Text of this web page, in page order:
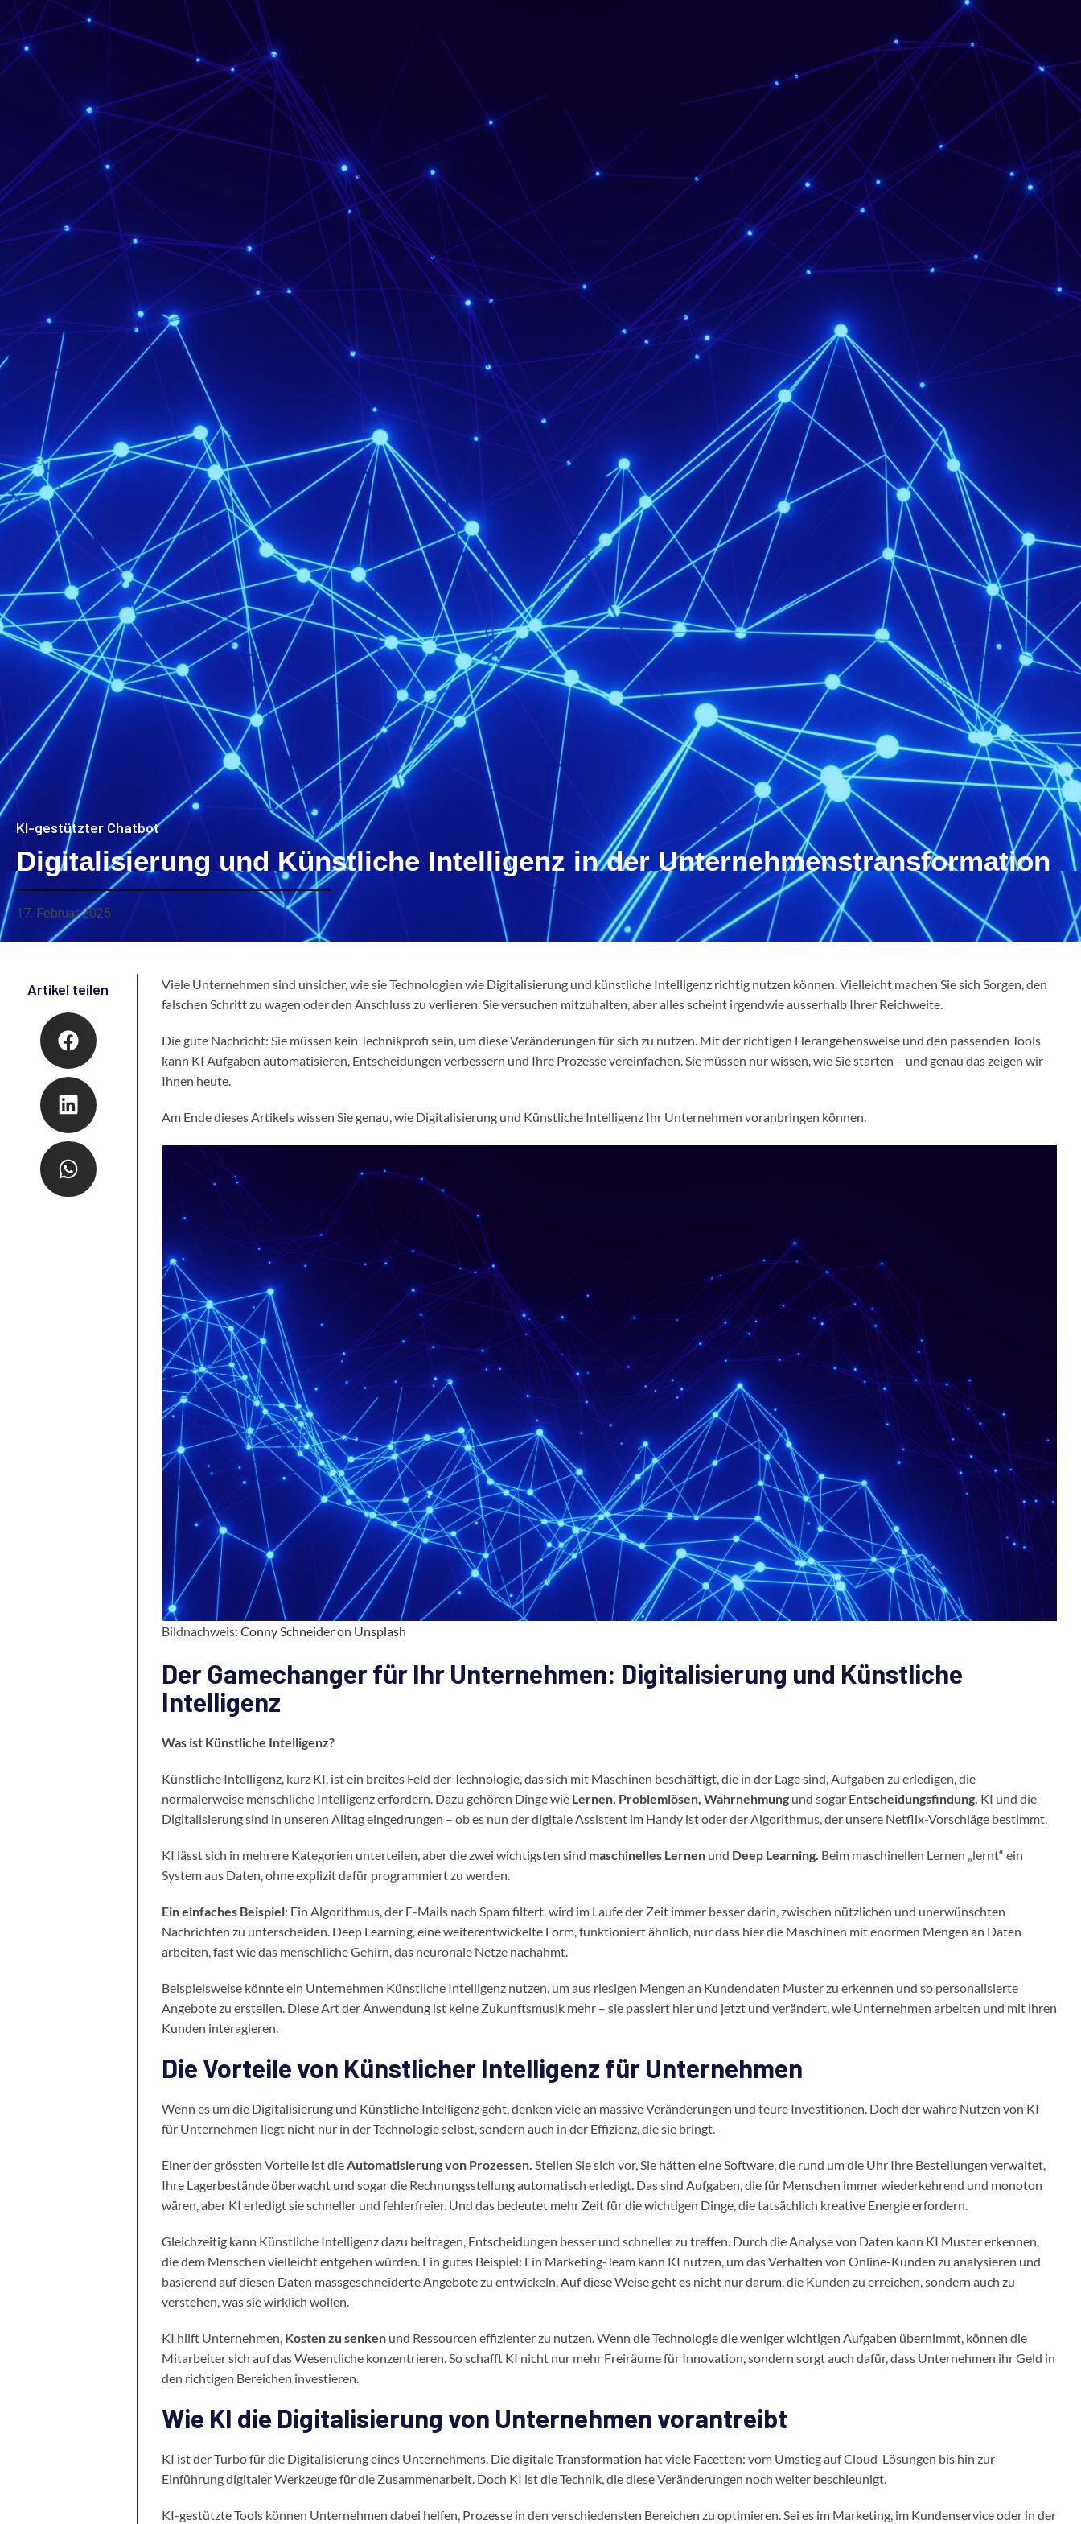
KI-gestützter Chatbot
Digitalisierung und Künstliche Intelligenz in der Unternehmens­transformation
17. Februar 2025
Artikel teilen
Viele Unternehmen sind unsicher, wie sie Technologien wie Digitalisierung und künstliche Intelligenz richtig nutzen können. Vielleicht machen Sie sich Sorgen, den
falschen Schritt zu wagen oder den Anschluss zu verlieren. Sie versuchen mitzuhalten, aber alles scheint irgendwie ausserhalb Ihrer Reichweite.
Die gute Nachricht: Sie müssen kein Technikprofi sein, um diese Veränderungen für sich zu nutzen. Mit der richtigen Herangehensweise und den passenden Tools
kann KI Aufgaben automatisieren, Entscheidungen verbessern und Ihre Prozesse vereinfachen. Sie müssen nur wissen, wie Sie starten – und genau das zeigen wir
Ihnen heute.
Am Ende dieses Artikels wissen Sie genau, wie Digitalisierung und Künstliche Intelligenz Ihr Unternehmen voranbringen können.
Bildnachweis: Conny Schneideron Unsplash
Der Gamechanger für Ihr Unternehmen: Digitalisierung und Künstliche
Intelligenz
Was ist Künstliche Intelligenz?
Künstliche Intelligenz, kurz KI, ist ein breites Feld der Technologie, das sich mit Maschinen beschäftigt, die in der Lage sind, Aufgaben zu erledigen, die
normalerweise menschliche Intelligenz erfordern. Dazu gehören Dinge wie Lernen, Problemlösen, Wahrnehmung und sogar Entscheidungsfindung. KI und die
Digitalisierung sind in unseren Alltag eingedrungen – ob es nun der digitale Assistent im Handy ist oder der Algorithmus, der unsere Netflix-Vorschläge bestimmt.
KI lässt sich in mehrere Kategorien unterteilen, aber die zwei wichtigsten sind maschinelles Lernenund Deep Learning. Beim maschinellen Lernen „lernt“ ein
System aus Daten, ohne explizit dafür programmiert zu werden.
Ein einfaches Beispiel: Ein Algorithmus, der E-Mails nach Spam filtert, wird im Laufe der Zeit immer besser darin, zwischen nützlichen und unerwünschten
Nachrichten zu unterscheiden. Deep Learning, eine weiterentwickelte Form, funktioniert ähnlich, nur dass hier die Maschinen mit enormen Mengen an Daten
arbeiten, fast wie das menschliche Gehirn, das neuronale Netze nachahmt.
Beispielsweise könnte ein Unternehmen Künstliche Intelligenz nutzen, um aus riesigen Mengen an Kundendaten Muster zu erkennen und so personalisierte
Angebote zu erstellen. Diese Art der Anwendung ist keine Zukunftsmusik mehr – sie passiert hier und jetzt und verändert, wie Unternehmen arbeiten und mit ihren
Kunden interagieren.
Die Vorteile von Künstlicher Intelligenz für Unternehmen
Wenn es um die Digitalisierung und Künstliche Intelligenz geht, denken viele an massive Veränderungen und teure Investitionen. Doch der wahre Nutzen von KI
für Unternehmen liegt nicht nur in der Technologie selbst, sondern auch in der Effizienz, die sie bringt.
Einer der grössten Vorteile ist dieAutomatisierung von Prozessen. Stellen Sie sich vor, Sie hätten eine Software, die rund um die Uhr Ihre Bestellungen verwaltet,
Ihre Lagerbestände überwacht und sogar die Rechnungsstellung automatisch erledigt. Das sind Aufgaben, die für Menschen immer wiederkehrend und monoton
wären, aber KI erledigt sie schneller und fehlerfreier. Und das bedeutet mehr Zeit für die wichtigen Dinge, die tatsächlich kreative Energie erfordern.
Gleichzeitig kann Künstliche Intelligenz dazu beitragen, Entscheidungen besser und schneller zu treffen. Durch die Analyse von Daten kann KI Muster erkennen,
die dem Menschen vielleicht entgehen würden. Ein gutes Beispiel: Ein Marketing-Team kann KI nutzen, um das Verhalten von Online-Kunden zu analysieren und
basierend auf diesen Daten massgeschneiderte Angebote zu entwickeln. Auf diese Weise geht es nicht nur darum, die Kunden zu erreichen, sondern auch zu
verstehen, was sie wirklich wollen.
KI hilft Unternehmen, Kosten zu senkenund Ressourcen effizienter zu nutzen. Wenn die Technologie die weniger wichtigen Aufgaben übernimmt, können die
Mitarbeiter sich auf das Wesentliche konzentrieren. So schafft KI nicht nur mehr Freiräume für Innovation, sondern sorgt auch dafür, dass Unternehmen ihr Geld in
den richtigen Bereichen investieren.
Wie KI die Digitalisierung von Unternehmen vorantreibt
KI ist der Turbo für die Digitalisierung eines Unternehmens. Die digitale Transformation hat viele Facetten: vom Umstieg auf Cloud-Lösungen bis hin zur
Einführung digitaler Werkzeuge für die Zusammenarbeit. Doch KI ist die Technik, die diese Veränderungen noch weiter beschleunigt.
KI-gestützte Tools können Unternehmen dabei helfen, Prozesse in den verschiedensten Bereichen zu optimieren. Sei es im Marketing, im Kundenservice oder in der